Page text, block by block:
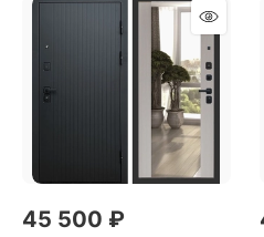
45 500 ₽